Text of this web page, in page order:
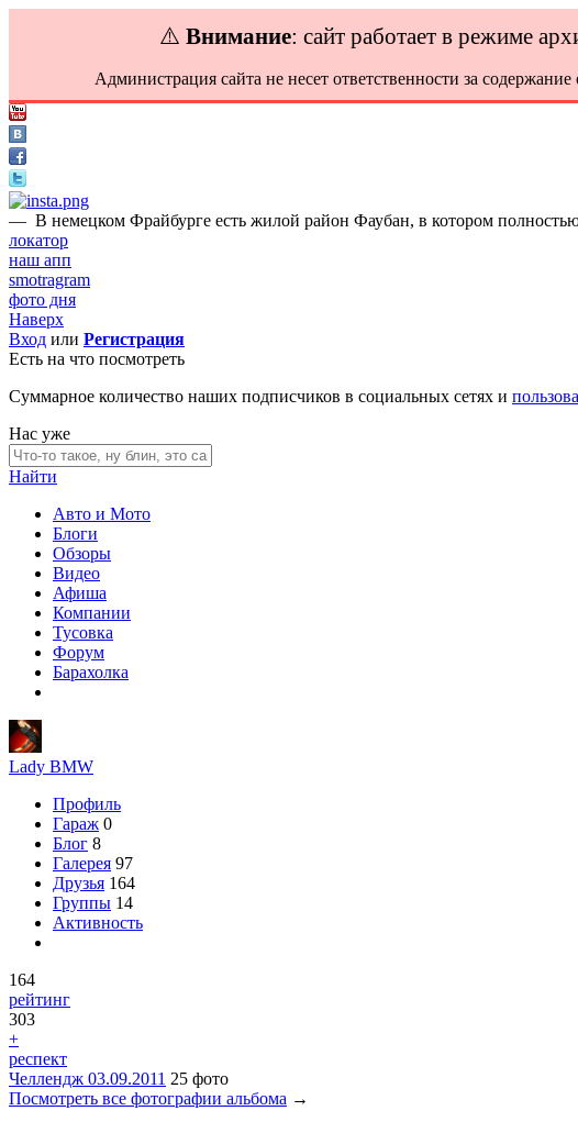
⚠️ Внимание: сайт работает в режиме
Администрация сайта не несет ответственности за
— В немецком Фрайбурге есть жилой район Фаубан, в котором
локатор
наш апп
smotragram
фото дня
Наверх
Вход или Регистрация
Есть на что посмотреть
Суммарное количество наших подписчиков в социальных сетях и
Нас уже
Найти
Авто и Мото
Блоги
Обзоры
Видео
Афиша
Компании
Тусовка
Форум
Барахолка
Lady BMW
Профиль
Гараж 0
Блог 8
Галерея 97
Друзья 164
Группы 14
Активность
164
рейтинг
303
+
респект
Челлендж 03.09.2011 25 фото
Посмотреть все фотографии альбома →